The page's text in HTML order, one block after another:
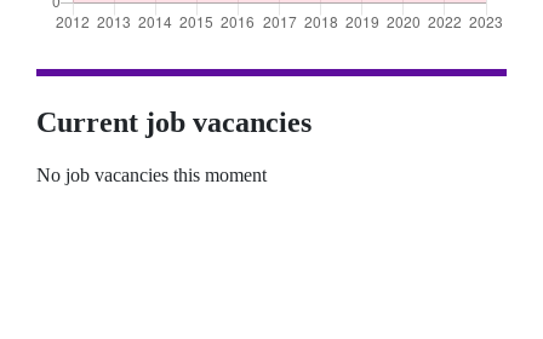
Current job vacancies
No job vacancies this moment